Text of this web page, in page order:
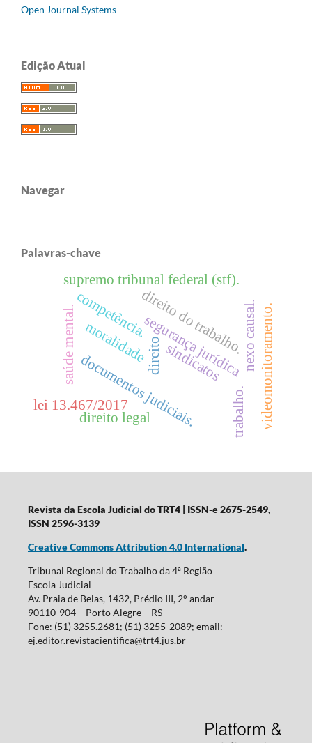
Open Journal Systems
Edição Atual
Navegar
Palavras-chave
segurança jurídica
direito do trabalho.
competência.
supremo tribunal federal (stf).
documentos judiciais.
nexo causal.
saúde mental.
trabalho.
lei 13.467/2017
sindicatos
direito
moralidade
direito legal videomonitoramento.
Revista da Escola Judicial do TRT4 | ISSN-e 2675-2549,
ISSN 2596-3139
Creative Commons Attribution 4.0 International.
Tribunal Regional do Trabalho da 4ª Região
Escola Judicial
Av. Praia de Belas, 1432, Prédio III, 2° andar
90110-904 – Porto Alegre – RS
Fone: (51) 3255.2681; (51) 3255-2089; email:
ej.editor.revistacientifica@trt4.jus.br